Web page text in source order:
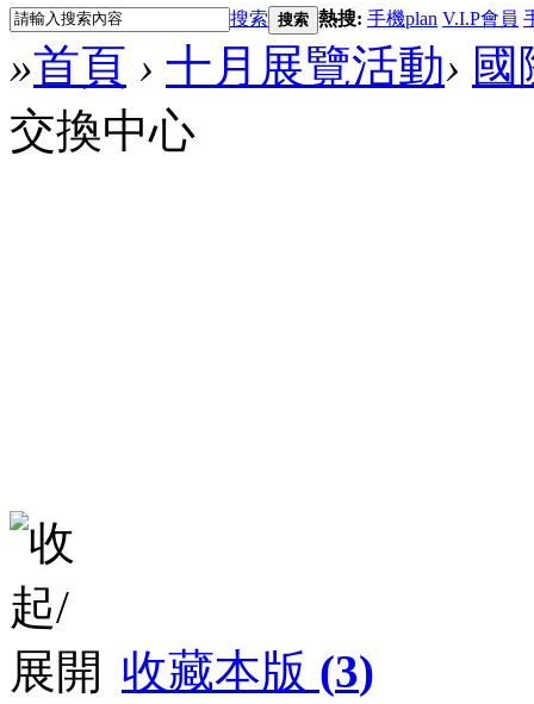
搜索 搜索 熱搜: 手機plan V.I.P會員
»首頁 › 十月展覽活動› 國
交換中心
收藏本版 (3)